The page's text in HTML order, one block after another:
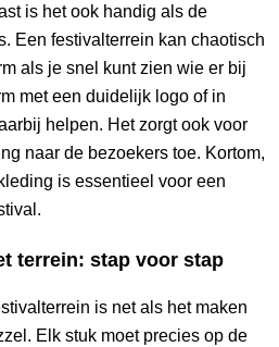
is het ook handig als de
Een festivalterrein kan chaotisch
als je snel kunt zien wie er bij
met een duidelijk logo of in
helpen. Het zorgt ook voor
naar de bezoekers toe. Kortom,
is essentieel voor een
terrein: stap voor stap
is net als het maken
Elk stuk moet precies op de